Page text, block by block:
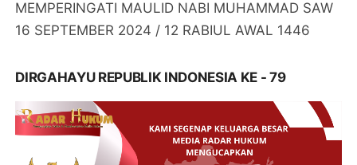
MEMPERINGATI MAULID NABI MUHAMMAD SAW
16 SEPTEMBER 2024 / 12 RABIUL AWAL 1446
DIRGAHAYU REPUBLIK INDONESIA KE - 79